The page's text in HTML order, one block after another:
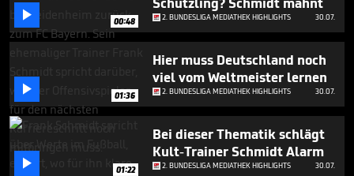
 00:48 2. BUNDESLIGA MEDIATHEK HIGHLIGHTS 30.07.
 01:36
Hier muss Deutschland noch
viel vom Weltmeister lernen
2. BUNDESLIGA MEDIATHEK HIGHLIGHTS 30.07.
 01:22
Bei dieser Thematik schlägt
Kult-Trainer Schmidt Alarm
2. BUNDESLIGA MEDIATHEK HIGHLIGHTS 30.07.